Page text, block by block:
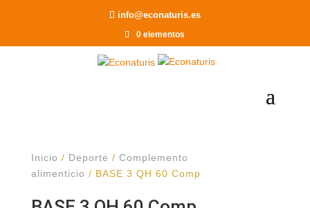
info@econaturis.es
0 elementos
Inicio / Deporte / Complemento
alimenticio / BASE 3 QH 60 Comp